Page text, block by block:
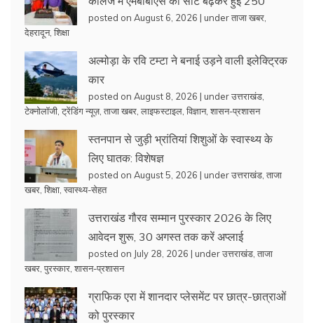
posted on August 6, 2026 | underताजा खबर
देहरादून, शिक्षा
अल्मोड़ा के रवि टम्टा ने बनाई उड़ने वाली इलेक्ट्रिक
कार
posted on August 8, 2026 | underउत्तराखंड
टेक्नोलॉजी ट्रेंडिंग न्यूज़, ताजा खबर लाइफस्टाइल विज्ञान, शासन-प्रशासन
स्तनपान से जुड़ी भ्रांतियां शिशुओं के स्वास्थ्य के
लिए घातक: विशेषज्ञ
posted on August 5, 2026 | underउत्तराखंड ताजा
खबर शिक्षा स्वास्थ्य-सेहत
उत्तराखंड गौरव सम्मान पुरस्कार 2026 के लिए
आवेदन शुरू, 30 अगस्त तक करें अप्लाई
posted on July 28, 2026 | underउत्तराखंड ताजा
खबर पुरस्कार शासन-प्रशासन
ग्राफिक एरा में शानदार प्लेसमेंट पर छात्र-छात्राओं
को पुरस्कार